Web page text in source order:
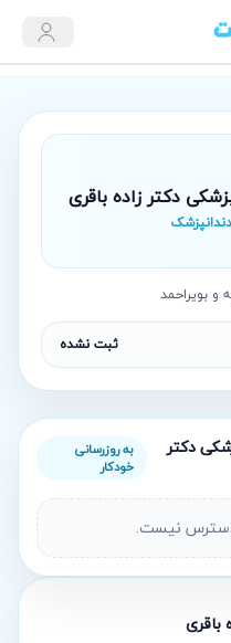
دکتر زاده باقری
دندانپزشک
و بویراحمد
ثبت نشده
دکتر
به روزرسانی
خودکار
نیست.
باقری